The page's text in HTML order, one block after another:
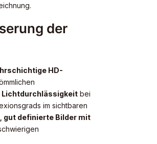
der
HD-
Lichtdurchlässigkeit bei
im sichtbaren
gut definierte Bilder mit